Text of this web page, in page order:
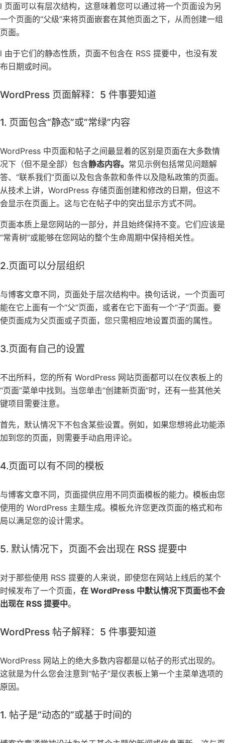
l 页面可以有层次结构，这意味着您可以通过将一个页面设为另
一个页面的“父级”来将页面嵌套在其他页面之下，从而创建一组
页面。
l 由于它们的静态性质，页面不包含在 RSS 提要中，也没有发
布日期或时间。
WordPress 页面解释：5 件事要知道
1. 页面包含“静态”或“常绿”内容
WordPress 中页面和帖子之间最显着的区别是页面在大多数情
况下（但不是全部）包含静态内容。 常见示例包括常见问题解
答、“联系我们”页面以及包含条款和条件以及隐私政策的页面。
从技术上讲，WordPress 存储页面创建和修改的日期，但这不
会显示在页面上。这与它在帖子中的突出显示方式不同。
页面本质上是您网站的一部分，并且始终保持不变。它们应该是
“常青树”或能够在您网站的整个生命周期中保持相关性。
2.页面可以分层组织
与博客文章不同，页面处于层次结构中。换句话说，一个页面可
能在它上面有一个“父”页面，或者在它下面有一个“子”页面。要
使页面成为父页面或子页面，您只需相应地设置页面的属性。
3.页面有自己的设置
不出所料，您的所有 WordPress 网站页面都可以在仪表板上的
“页面”菜单中找到。当您单击“创建新页面”时，还有一些其他关
键项目需要注意。
首先，默认情况下不包含某些设置。例如，如果您想将此功能添
加到您的页面，则需要手动启用评论。
4.页面可以有不同的模板
与博客文章不同，页面提供应用不同页面模板的能力。模板由您
使用的 WordPress 主题生成。模板允许您更改页面的格式和布
局以满足您的设计需求。
5. 默认情况下，页面不会出现在 RSS 提要中
对于那些使用 RSS 提要的人来说，即使您在网站上线后的某个
时候发布了一个页面， 在 WordPress 中默认情况下页面也不会
出现在 RSS 提要中。
WordPress 帖子解释：5 件事要知道
WordPress 网站上的绝大多数内容都是以帖子的形式出现的。
这就是为什么您会注意到“帖子”是仪表板上第一个主菜单选项的
原因。
1. 帖子是“动态的”或基于时间的